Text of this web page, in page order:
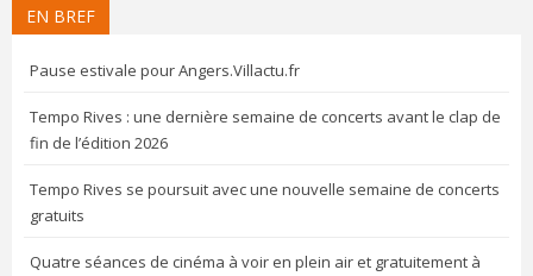
EN BREF
Pause estivale pour Angers.Villactu.fr
Tempo Rives : une dernière semaine de concerts avant le clap de
fin de l’édition 2026
Tempo Rives se poursuit avec une nouvelle semaine de concerts
gratuits
Quatre séances de cinéma à voir en plein air et gratuitement à